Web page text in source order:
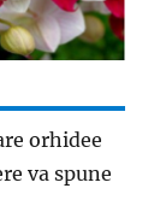
orhidee
va spune